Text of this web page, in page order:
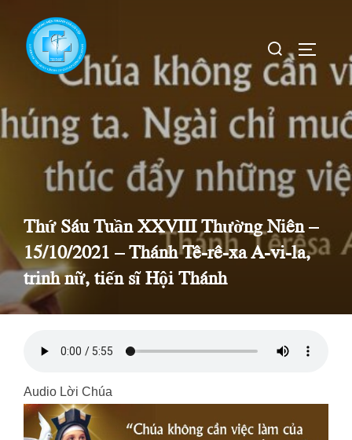
content
Search
for:
Thứ Sáu Tuần XXVIII Thường Niên –
15/10/2021 – Thánh Tê-rê-xa A-vi-la,
trinh nữ, tiến sĩ Hội Thánh
Audio Lời Chúa